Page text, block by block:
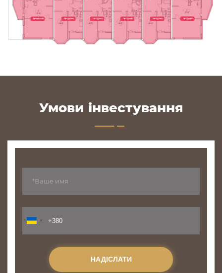
ПРОДАНО
ПРОДАНО
ПРОДАНО
ПРОДАНО
ПРОДАНО
ПРОДАНО
Умови інвестування
НАДІСЛАТИ